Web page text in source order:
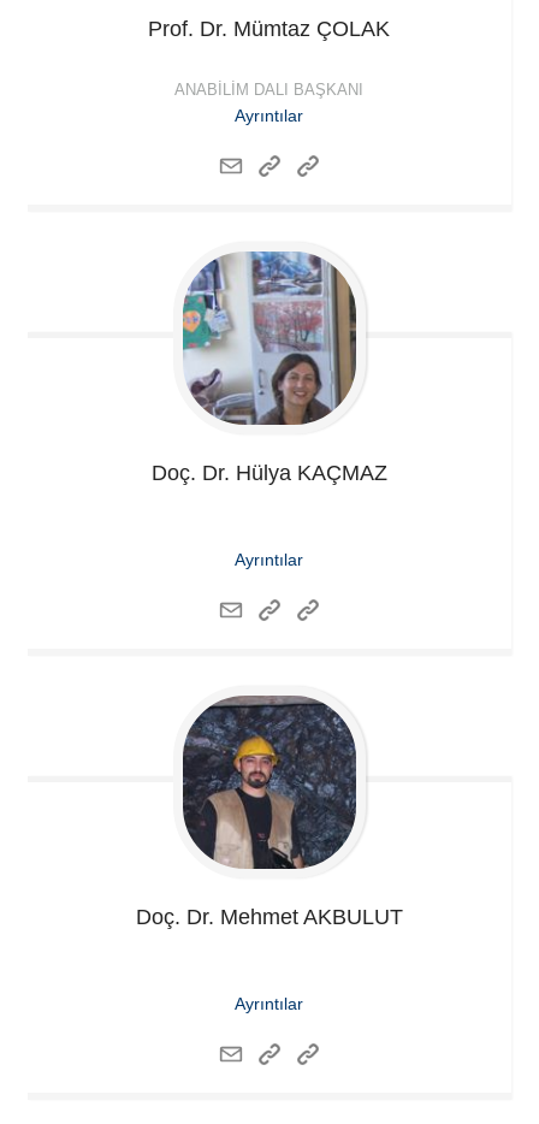
Prof. Dr. Mümtaz ÇOLAK
ANABILIM DALI BAŞKANI
Ayrıntılar
Doç. Dr. Hülya KAÇMAZ
Ayrıntılar
Doç. Dr. Mehmet AKBULUT
Ayrıntılar